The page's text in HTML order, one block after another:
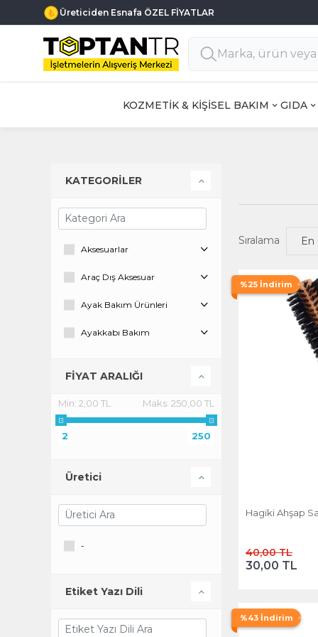
Üreticiden Esnafa ÖZEL FİYATLAR
KOZMETİK & KİŞİSEL BAKIM GIDA
Sıralama
%25 İndirim
Hagiki Ahşap
40,00 TL
30,00 TL
%43 İndirim
KATEGORİLER
Aksesuarlar
Araç Dış Aksesuar
Ayak Bakım Ürünleri
Ayakkabı Bakım
Bahçe & Yapı Market
Banyo Mobilyası
Bebek Giyim
FİYAT ARALIĞI
Min: 2,00 TL Maks: 250,00 TL
2 250
Üretici
-
Etiket Yazı Dili